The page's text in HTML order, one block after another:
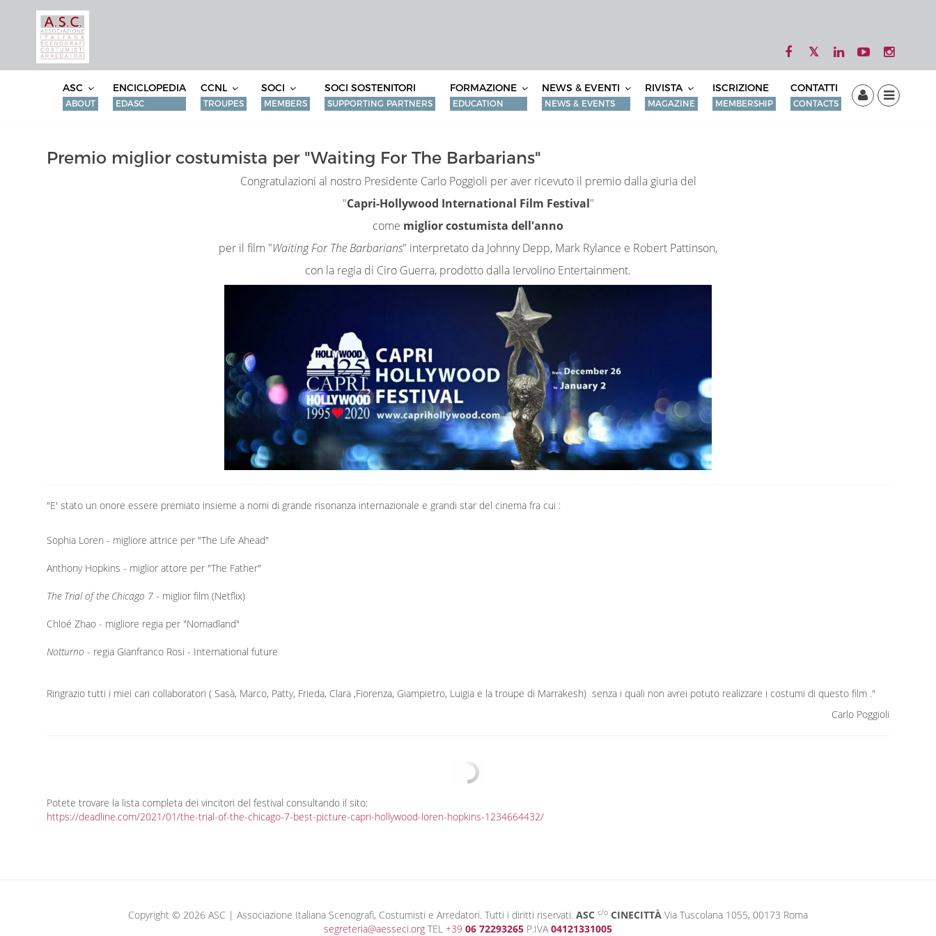
ASC
ABOUT
ENCICLOPEDIA
EDASC
CCNL
TROUPES
SOCI
MEMBERS
SOCI SOSTENITORI
SUPPORTING PARTNERS
FORMAZIONE
EDUCATION
NEWS & EVENTI
NEWS & EVENTS
RIVISTA
MAGAZINE
ISCRIZIONE
MEMBERSHIP
CONTATTI
CONTACTS
Premio miglior costumista per "Waiting For The Barbarians"
Congratulazioni al nostro Presidente Carlo Poggioli per aver ricevuto il premio dalla giuria del
"Capri-Hollywood International Film Festival"
come miglior costumista dell'anno
per il film "Waiting For The Barbarians" interpretato da Johnny Depp, Mark Rylance e Robert Pattinson,
con la regia di Ciro Guerra, prodotto dalla Iervolino Entertainment.
"E' stato un onore essere premiato insieme a nomi di grande risonanza internazionale e grandi star del cinema fra cui :
Sophia Loren - migliore attrice per "The Life Ahead"
Anthony Hopkins - miglior attore per "The Father"
The Trial of the Chicago 7 - miglior film (Netflix)
Chloé Zhao - migliore regia per "Nomadland"
Notturno - regia Gianfranco Rosi - International future
Ringrazio tutti i miei cari collaboratori ( Sasà, Marco, Patty, Frieda, Clara ,Fiorenza, Giampietro, Luigia e la troupe di Marrakesh) senza i quali non avrei potuto realizzare i costumi di questo film ."
Carlo Poggioli
Potete trovare la lista completa dei vincitori del festival consultando il sito:
https://deadline.com/2021/01/the-trial-of-the-chicago-7-best-picture-capri-hollywood-loren-hopkins-1234664432/
Copyright © 2026 ASC | Associazione Italiana Scenografi, Costumisti e Arredatori. Tutti i diritti riservati. ASC c/o CINECITTÀ Via Tuscolana 1055, 00173 Roma
segreteria@aesseci.org TEL +39 06 72293265 P.IVA04121331005